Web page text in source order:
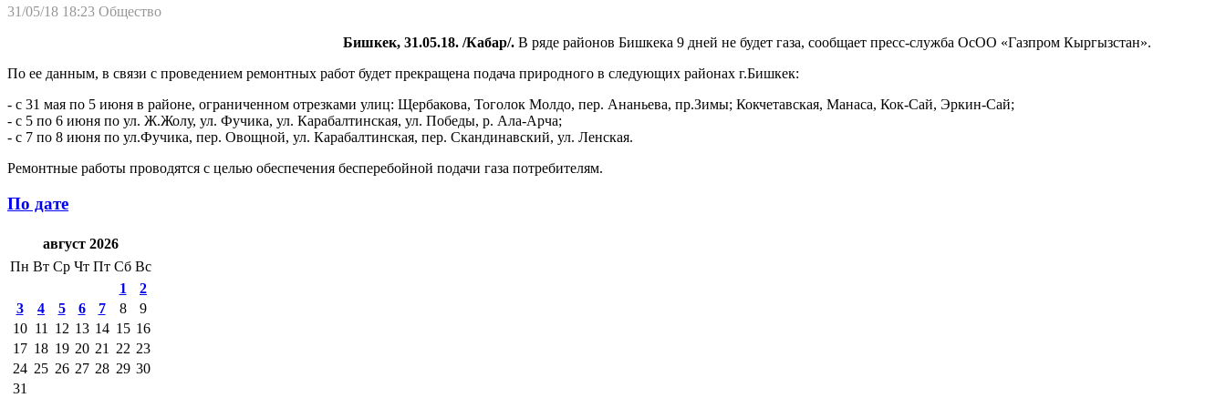
31/05/18 18:23 Общество
Бишкек, 31.05.18. /Кабар/. В ряде районов Бишкека 9 дней не будет газа, сообщает пресс-служба ОсОО «Газпром Кыргызстан».
По ее данным, в связи с проведением ремонтных работ будет прекращена подача природного в следующих районах г.Бишкек:
- с 31 мая по 5 июня в районе, ограниченном отрезками улиц: Щербакова, Тоголок Молдо, пер. Ананьева, пр.Зимы; Кокчетавская, Манаса, Кок-Сай, Эркин-Сай;
- с 5 по 6 июня по ул. Ж.Жолу, ул. Фучика, ул. Карабалтинская, ул. Победы, р. Ала-Арча;
- с 7 по 8 июня по ул.Фучика, пер. Овощной, ул. Карабалтинская, пер. Скандинавский, ул. Ленская.
Ремонтные работы проводятся с целью обеспечения бесперебойной подачи газа потребителям.
По дате
август 2026
Пн Вт Ср Чт Пт Сб Вс
1
2
3
4 5 6 7 8
9
10 11 12 13 14 15 16
17 18 19 20 21 22 23
24 25 26 27 28 29 30
31